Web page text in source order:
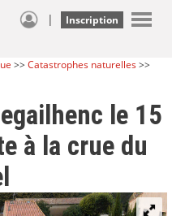
| Inscription
>>Catastrophes naturelles>>
le 15
à la crue du